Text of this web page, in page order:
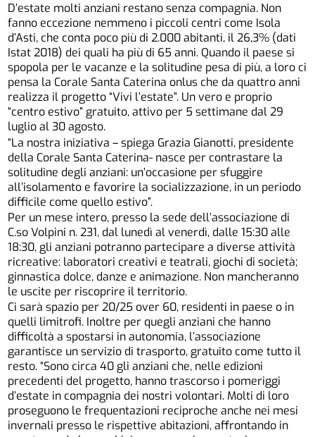
D’estate molti anziani restano senza compagnia. Non
fanno eccezione nemmeno i piccoli centri come Isola
d’Asti, che conta poco più di 2.000 abitanti, il 26,3% (dati
Istat 2018) dei quali ha più di 65 anni. Quando il paese si
spopola per le vacanze e la solitudine pesa di più, a loro ci
pensa la Corale Santa Caterina onlus che da quattro anni
realizza il progetto “Vivi l’estate”. Un vero e proprio
“centro estivo” gratuito, attivo per 5 settimane dal 29
luglio al 30 agosto.
“La nostra iniziativa – spiega Grazia Gianotti, presidente
della Corale Santa Caterina- nasce per contrastare la
solitudine degli anziani: un’occasione per sfuggire
all’isolamento e favorire la socializzazione, in un periodo
difficile come quello estivo”.
Per un mese intero, presso la sede dell’associazione di
C.so Volpini n. 231, dal lunedì al venerdì, dalle 15:30 alle
18:30, gli anziani potranno partecipare a diverse attività
ricreative: laboratori creativi e teatrali, giochi di società;
ginnastica dolce, danze e animazione. Non mancheranno
le uscite per riscoprire il territorio.
Ci sarà spazio per 20/25 over 60, residenti in paese o in
quelli limitrofi. Inoltre per quegli anziani che hanno
difficoltà a spostarsi in autonomia, l’associazione
garantisce un servizio di trasporto, gratuito come tutto il
resto. “Sono circa 40 gli anziani che, nelle edizioni
precedenti del progetto, hanno trascorso i pomeriggi
d’estate in compagnia dei nostri volontari. Molti di loro
proseguono le frequentazioni reciproche anche nei mesi
invernali presso le rispettive abitazioni, affrontando in